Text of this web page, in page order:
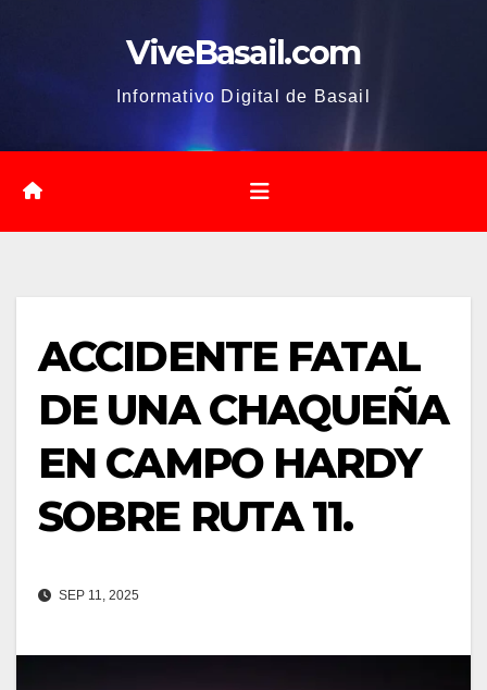
ViveBasail.com
Informativo Digital de Basail
ACCIDENTE FATAL
DE UNA CHAQUEÑA
EN CAMPO HARDY
SOBRE RUTA 11.
SEP 11, 2025